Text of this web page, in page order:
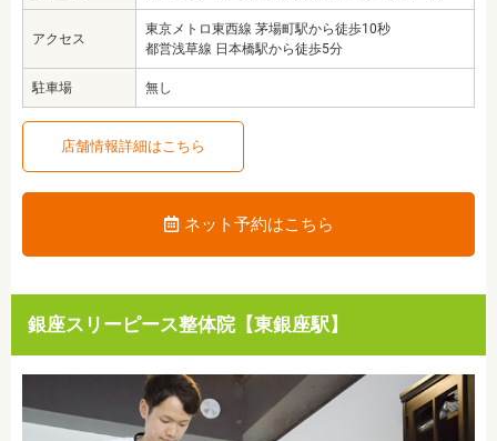
アクセス
東京メトロ東西線 茅場町駅から徒歩10秒
都営浅草線 日本橋駅から徒歩5分
駐車場 無し
店舗情報詳細はこちら
ネット予約はこちら
銀座スリーピース整体院【東銀座駅】